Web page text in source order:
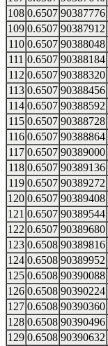
108 0.6507 90387776
109 0.6507 90387912
110 0.6507 90388048
111 0.6507 90388184
112 0.6507 90388320
113 0.6507 90388456
114 0.6507 90388592
115 0.6507 90388728
116 0.6507 90388864
117 0.6507 90389000
118 0.6507 90389136
119 0.6507 90389272
120 0.6507 90389408
121 0.6507 90389544
122 0.6507 90389680
123 0.6508 90389816
124 0.6508 90389952
125 0.6508 90390088
126 0.6508 90390224
127 0.6508 90390360
128 0.6508 90390496
129 0.6508 90390632